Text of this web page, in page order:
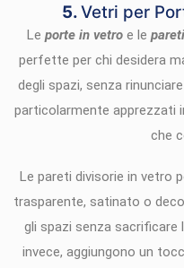
5.Vetri per
Le porte in vetroe le
perfette per chi desidera
degli spazi, senza
particolarmente apprezzati
che
Le pareti divisorie in vetro
trasparente, satinato o
gli spazi senza sacrificare
invece, aggiungono un